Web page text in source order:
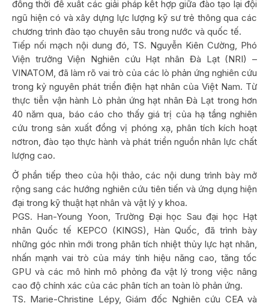
đồng thời đề xuất các giải pháp kết hợp giữa đào tạo lại đội
ngũ hiện có và xây dựng lực lượng kỹ sư trẻ thông qua các
chương trình đào tạo chuyên sâu trong nước và quốc tế.
Tiếp nối mạch nội dung đó, TS. Nguyễn Kiên Cường, Phó
Viện trưởng Viện Nghiên cứu Hạt nhân Đà Lạt (NRI) –
VINATOM, đã làm rõ vai trò của các lò phản ứng nghiên cứu
trong kỷ nguyên phát triển điện hạt nhân của Việt Nam. Từ
thực tiễn vận hành Lò phản ứng hạt nhân Đà Lạt trong hơn
40 năm qua, báo cáo cho thấy giá trị của hạ tầng nghiên
cứu trong sản xuất đồng vị phóng xạ, phân tích kích hoạt
nơtron, đào tạo thực hành và phát triển nguồn nhân lực chất
lượng cao.
Ở phần tiếp theo của hội thảo, các nội dung trình bày mở
rộng sang các hướng nghiên cứu tiên tiến và ứng dụng hiện
đại trong kỹ thuật hạt nhân và vật lý y khoa.
PGS. Han-Young Yoon, Trường Đại học Sau đại học Hạt
nhân Quốc tế KEPCO (KINGS), Hàn Quốc, đã trình bày
những góc nhìn mới trong phân tích nhiệt thủy lực hạt nhân,
nhấn mạnh vai trò của máy tính hiệu năng cao, tăng tốc
GPU và các mô hình mô phỏng đa vật lý trong việc nâng
cao độ chính xác của các phân tích an toàn lò phản ứng.
TS. Marie-Christine Lépy, Giám đốc Nghiên cứu CEA và